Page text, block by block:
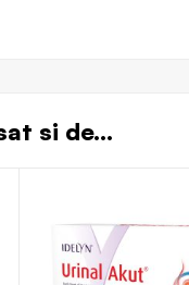
si de...